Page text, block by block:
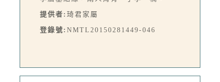
提供者: 琦君家屬
登錄號: NMTL20150281449-046